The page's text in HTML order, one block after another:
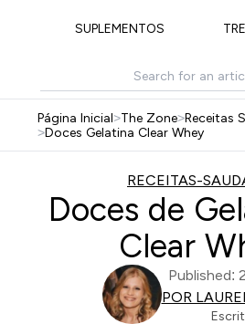
SUPLEMENTOS
Página Inicial>The Zone>Receitas
>Doces Gelatina Clear Whey
RECEITAS-
Doces de
Clear
Published:
POR